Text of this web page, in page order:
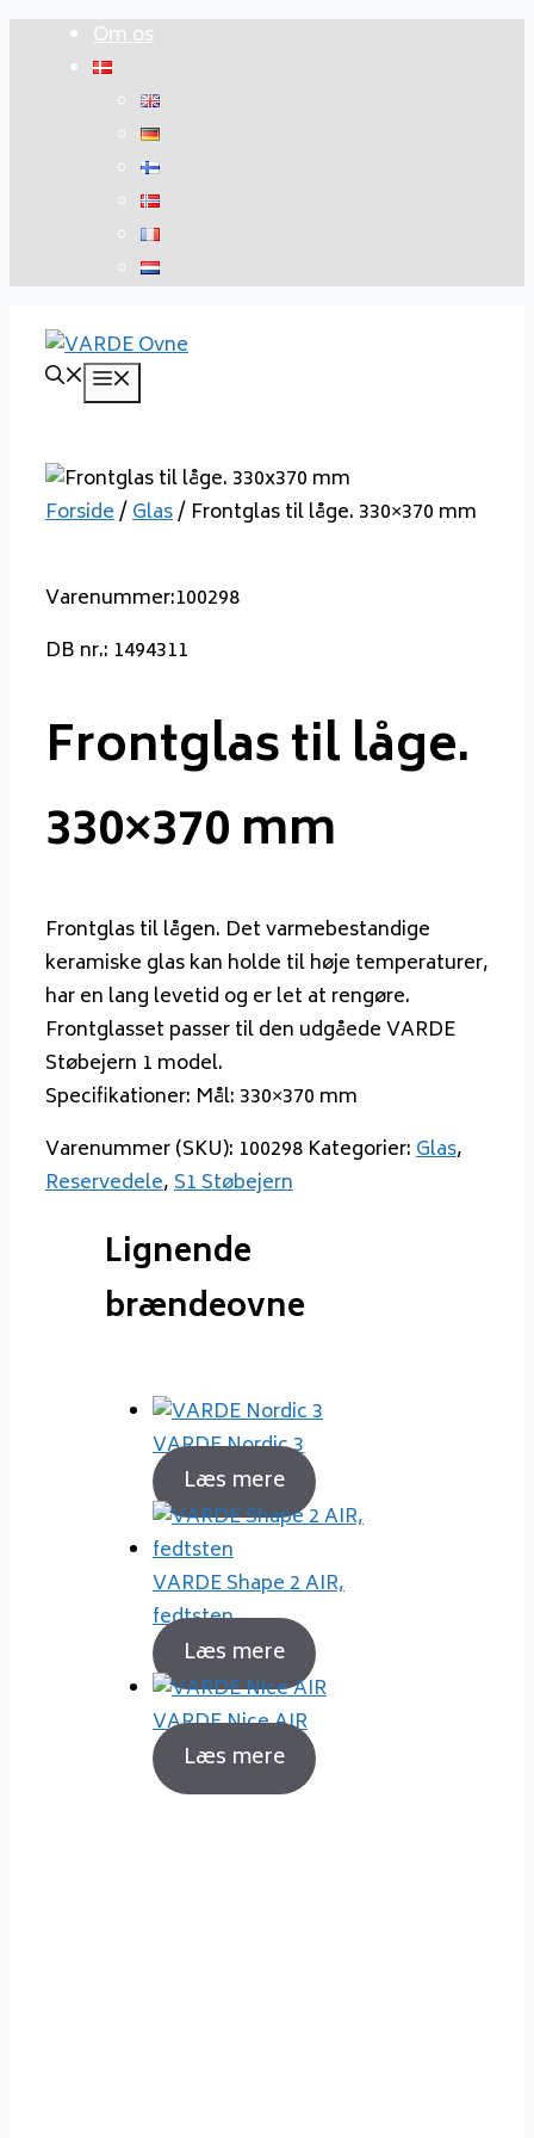
Om os
Forside/Glas/ Frontglas til låge. 330×370 mm
Varenummer:100298
DB nr.: 1494311
Frontglas til låge.
330×370 mm
Frontglas til lågen. Det varmebestandige
keramiske glas kan holde til høje temperaturer,
har en lang levetid og er let at rengøre.
Frontglasset passer til den udgåede VARDE
Støbejern 1 model.
Specifikationer: Mål: 330×370 mm
Varenummer (SKU): 100298 Kategorier:Glas,
Reservedele,S1 Støbejern
Lignende
brændeovne
VARDE Nordic 3
Læs mere
VARDE Shape 2 AIR,
fedtsten
Læs mere
VARDE Nice AIR
Læs mere